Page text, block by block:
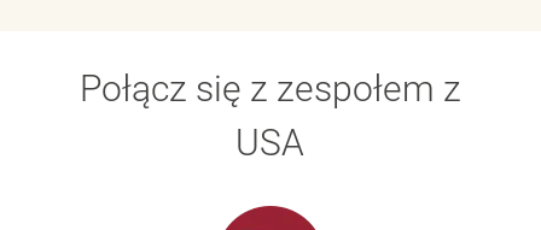
Połącz się z zespołem z
USA